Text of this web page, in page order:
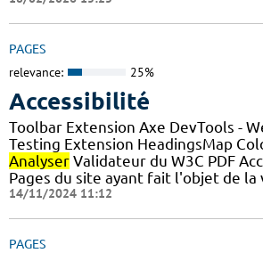
PAGES
relevance: 25%
Accessibilité
Toolbar Extension Axe DevTools -
Testing Extension HeadingsMap
Analyser Validateur du W3C PDF
Pages du site ayant fait l'objet de
14/11/2024 11:12
PAGES